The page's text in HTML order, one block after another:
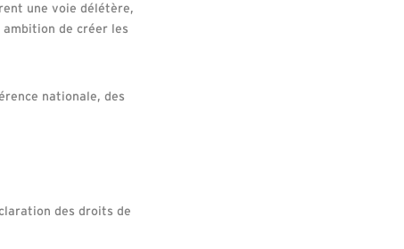
une voie délétère,
de créer les
nationale, des
des droits de